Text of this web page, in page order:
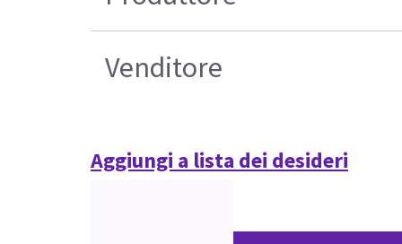
Venditore
Aggiungi a lista dei desideri